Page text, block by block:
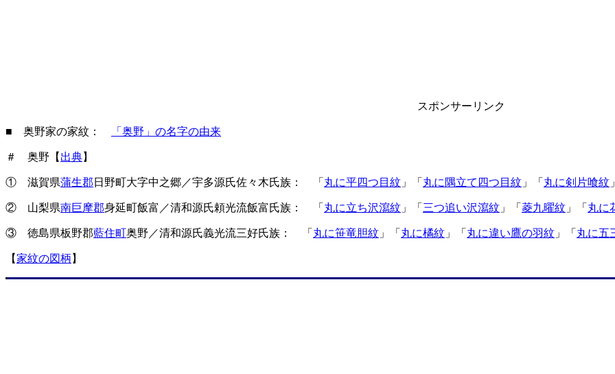
スポンサーリンク
■ 奥野家の家紋： 「奥野」の名字の由来
＃ 奥野【 出典】
① 滋賀県蒲生郡 日野町大字中之郷／宇多源氏佐々木氏族： 「 丸に平四つ目紋 」「 丸に隅立て四つ目紋 」「 丸に剣片喰紋 」
② 山梨県南巨摩郡身延町飯富／清和源氏頼光流飯富氏族： 「 丸に立ち沢瀉紋 」「 三つ追い沢瀉紋 」「 菱九曜紋 」「 丸に
③ 徳島県板野郡藍住町奥野／清和源氏義光流三好氏族： 「 丸に笹竜胆紋 」「 丸に橘紋 」「 丸に違い鷹の羽紋 」「 丸に五
【家紋の図柄 】